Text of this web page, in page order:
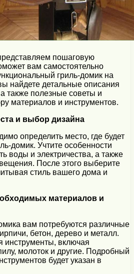
пошаговую
вам самостоятельно
гриль-домик на
найдете детальные описания
также полезные советы и
материалов и инструментов.
и выбор дизайна
определить место, где будет
домик. Учтите особенности
воды и электричества, а также
После этого выберите
стиль вашего дома и
материалов и
вам потребуются различные
бетон, дерево и металл.
инструменты, включая
молоток и другие. Подробный
будет указан в